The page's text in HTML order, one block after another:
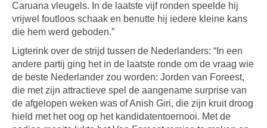
Caruana vleugels. In de laatste vijf ronden speelde hij
vrijwel foutloos schaak en benutte hij iedere kleine kans
die hem werd geboden.”
Ligterink over de strijd tussen de Nederlanders: “In een
andere partij ging het in de laatste ronde om de vraag wie
de beste Nederlander zou worden: Jorden van Foreest,
die met zijn attractieve spel de aangename surprise van
de afgelopen weken was of Anish Giri, die zijn kruit droog
hield met het oog op het kandidatentoernooi. Met de